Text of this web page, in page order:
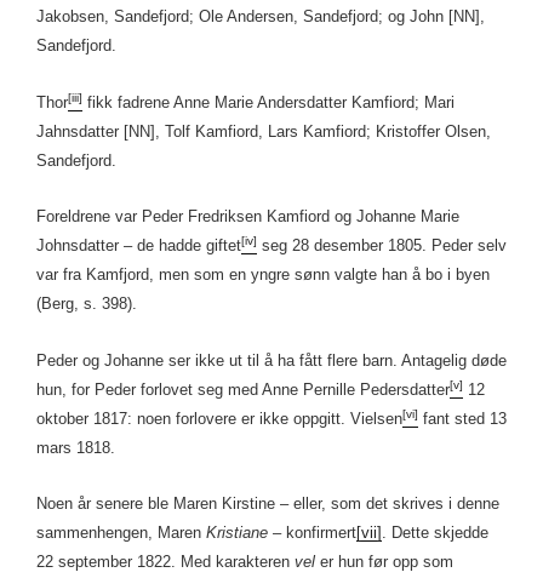
Jakobsen, Sandefjord; Ole Andersen, Sandefjord; og John [NN],
Sandefjord.
Thor[iii] fikk fadrene Anne Marie Andersdatter Kamfiord; Mari
Jahnsdatter [NN], Tolf Kamfiord, Lars Kamfiord; Kristoffer Olsen,
Sandefjord.
Foreldrene var Peder Fredriksen Kamfiord og Johanne Marie
Johnsdatter – de hadde giftet[iv] seg 28 desember 1805. Peder selv
var fra Kamfjord, men som en yngre sønn valgte han å bo i byen
(Berg, s. 398).
Peder og Johanne ser ikke ut til å ha fått flere barn. Antagelig døde
hun, for Peder forlovet seg med Anne Pernille Pedersdatter[v] 12
oktober 1817: noen forlovere er ikke oppgitt. Vielsen[vi] fant sted 13
mars 1818.
Noen år senere ble Maren Kirstine – eller, som det skrives i denne
sammenhengen, Maren Kristiane – konfirmert[vii] . Dette skjedde
22 september 1822. Med karakteren vel er hun før opp som